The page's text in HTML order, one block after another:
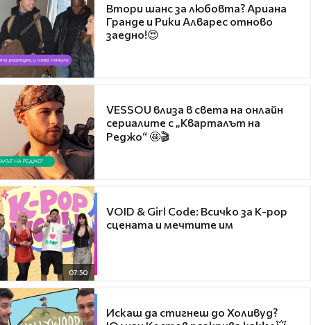
Втори шанс за любовта? Ариана
Гранде и Рики Алварес отново
заедно!😍
VESSOU влиза в света на онлайн
сериалите с „Кварталът на
Реджо“ 🤩🎬
07:50
VOID & Girl Code: Всичко за K-pop
сцената и мечтите им
Искаш да стигнеш до Холивуд?